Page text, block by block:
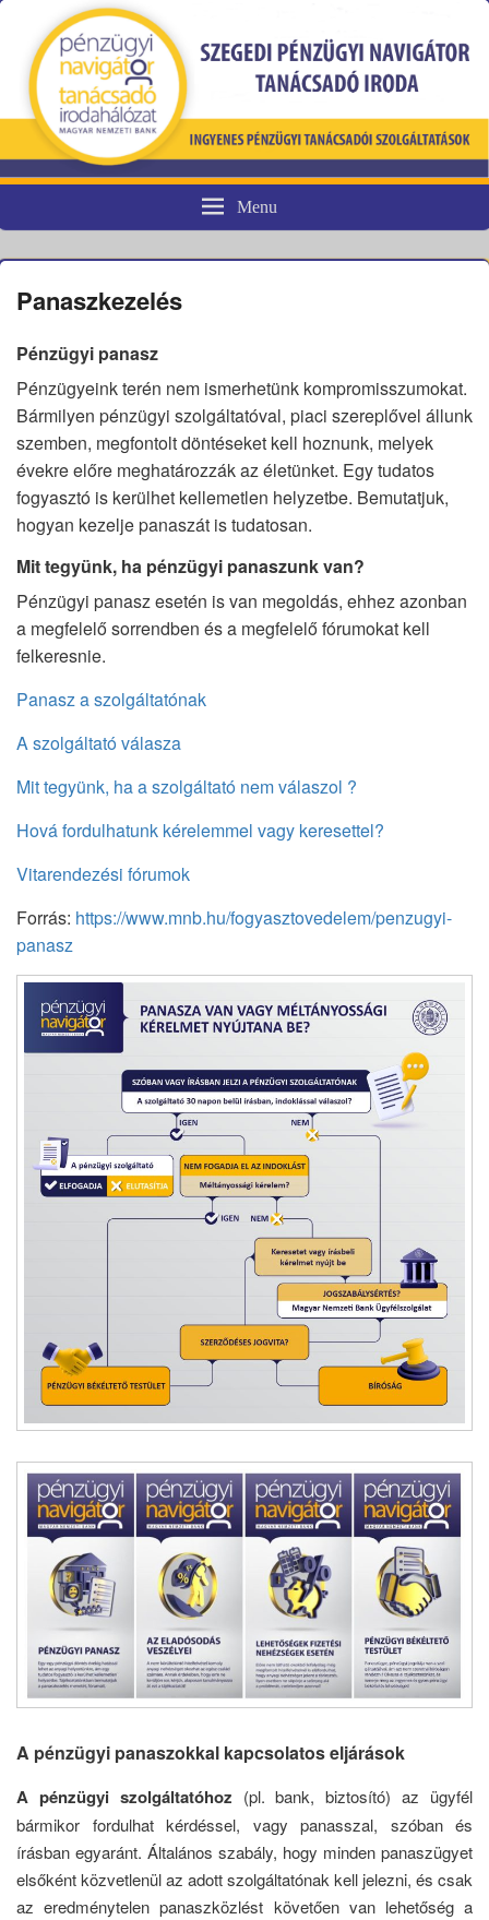
Pénzügyi fogyasztóvédelem
Menu
Panaszkezelés
Pénzügyi panasz
Pénzügyeink terén nem ismerhetünk kompromisszumokat.
Bármilyen pénzügyi szolgáltatóval, piaci szereplővel állunk
szemben, megfontolt döntéseket kell hoznunk, melyek
évekre előre meghatározzák az életünket. Egy tudatos
fogyasztó is kerülhet kellemetlen helyzetbe. Bemutatjuk,
hogyan kezelje panaszát is tudatosan.
Mit tegyünk, ha pénzügyi panaszunk van?
Pénzügyi panasz esetén is van megoldás, ehhez azonban
a megfelelő sorrendben és a megfelelő fórumokat kell
felkeresnie.
Panasz a szolgáltatónak
A szolgáltató válasza
Mit tegyünk, ha a szolgáltató nem válaszol ?
Hová fordulhatunk kérelemmel vagy keresettel?
Vitarendezési fórumok
Forrás: https://www.mnb.hu/fogyasztovedelem/penzugyi-
panasz
A pénzügyi panaszokkal kapcsolatos eljárások
A pénzügyi szolgáltatóhoz (pl. bank, biztosító) az ügyfél
bármikor fordulhat kérdéssel, vagy panasszal, szóban és
írásban egyaránt. Általános szabály, hogy minden panaszügyet
elsőként közvetlenül az adott szolgáltatónak kell jelezni, és csak
az eredménytelen panaszközlést követően van lehetőség a